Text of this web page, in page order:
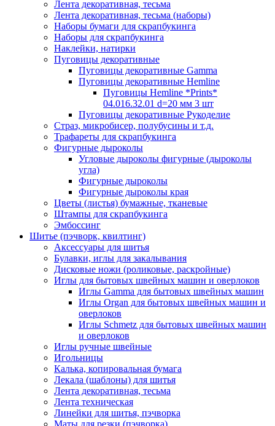
Лента декоративная, тесьма
Лента декоративная, тесьма (наборы)
Наборы бумаги для скрапбукинга
Наборы для скрапбукинга
Наклейки, натирки
Пуговицы декоративные
Пуговицы декоративные Gamma
Пуговицы декоративные Hemline
Пуговицы Hemline *Prints*
04.016.32.01 d=20 мм 3 шт
Пуговицы декоративные Рукоделие
Страз, микробисер, полубусины и т.д.
Трафареты для скрапбукинга
Фигурные дыроколы
Угловые дыроколы фигурные (дыроколы
угла)
Фигурные дыроколы
Фигурные дыроколы края
Цветы (листья) бумажные, тканевые
Штампы для скрапбукинга
Эмбоссинг
Шитье (пэчворк, квилтинг)
Аксессуары для шитья
Булавки, иглы для закалывания
Дисковые ножи (роликовые, раскройные)
Иглы для бытовых швейных машин и оверлоков
Иглы Gamma для бытовых швейных машин
Иглы Organ для бытовых швейных машин и
оверлоков
Иглы Schmetz для бытовых швейных машин
и оверлоков
Иглы ручные швейные
Игольницы
Калька, копировальная бумага
Лекала (шаблоны) для шитья
Лента декоративная, тесьма
Лента техническая
Линейки для шитья, пэчворка
Маты для резки (пэчворка)